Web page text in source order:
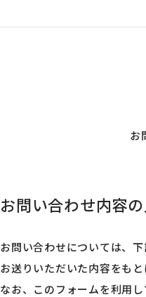
お
お問い合わせ内容
お問い合わせについては、
お送りいただいた内容をも
なお、このフォームを利用